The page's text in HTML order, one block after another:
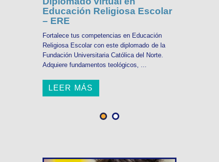
Educación Religiosa Escolar
– ERE
Fortalece tus competencias en Educación
Religiosa Escolar con este diplomado de la
Fundación Universitaria Católica del Norte.
Adquiere fundamentos teológicos, ...
LEER MÁS